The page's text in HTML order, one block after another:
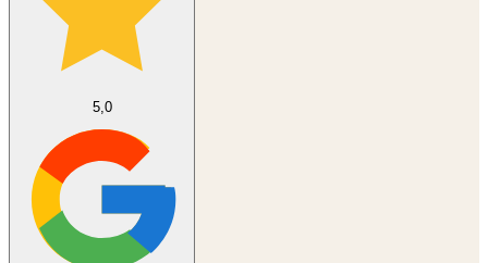
5,0